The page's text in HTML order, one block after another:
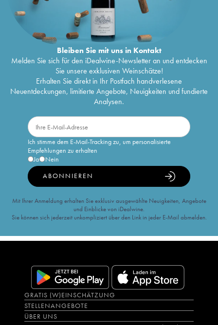
Bleiben Sie mit uns in Kontakt
Melden Sie sich für den iDealwine-Newsletter an und entdecken
Sie unsere exklusiven Weinschätze!
Erhalten Sie direkt in Ihr Postfach handverlesene
Neuentdeckungen, limitierte Angebote, Neuigkeiten und fundierte
Analysen.
Ich stimme dem E-Mail-Tracking zu, um personalisierte
Empfehlungen zu erhalten
Ja
Nein
ABONNIEREN
Mit Ihrer Anmeldung erhalten Sie exklusiv ausgewählte Neuigkeiten, Angebote
und Einblicke von iDealwine.
Sie können sich jederzeit unkompliziert über den Link in jeder E-Mail abmelden.
GRATIS (W)EINSCHÄTZUNG
STELLENANGEBOTE
ÜBER UNS